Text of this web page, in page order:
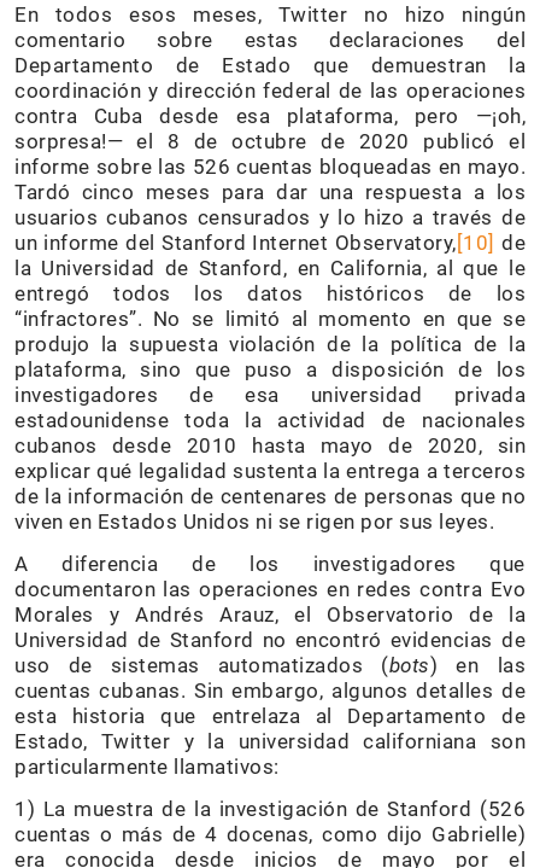
En todos esos meses, Twitter no hizo ningún
comentario sobre estas declaraciones del
Departamento de Estado que demuestran la
coordinación y dirección federal de las operaciones
contra Cuba desde esa plataforma, pero —¡oh,
sorpresa!— el 8 de octubre de 2020 publicó el
informe sobre las 526 cuentas bloqueadas en mayo.
Tardó cinco meses para dar una respuesta a los
usuarios cubanos censurados y lo hizo a través de
un informe del Stanford Internet Observatory,[10] de
la Universidad de Stanford, en California, al que le
entregó todos los datos históricos de los
“infractores”. No se limitó al momento en que se
produjo la supuesta violación de la política de la
plataforma, sino que puso a disposición de los
investigadores de esa universidad privada
estadounidense toda la actividad de nacionales
cubanos desde 2010 hasta mayo de 2020, sin
explicar qué legalidad sustenta la entrega a terceros
de la información de centenares de personas que no
viven en Estados Unidos ni se rigen por sus leyes.
A diferencia de los investigadores que
documentaron las operaciones en redes contra Evo
Morales y Andrés Arauz, el Observatorio de la
Universidad de Stanford no encontró evidencias de
uso de sistemas automatizados (bots) en las
cuentas cubanas. Sin embargo, algunos detalles de
esta historia que entrelaza al Departamento de
Estado, Twitter y la universidad californiana son
particularmente llamativos:
1) La muestra de la investigación de Stanford (526
cuentas o más de 4 docenas, como dijo Gabrielle)
era conocida desde inicios de mayo por el